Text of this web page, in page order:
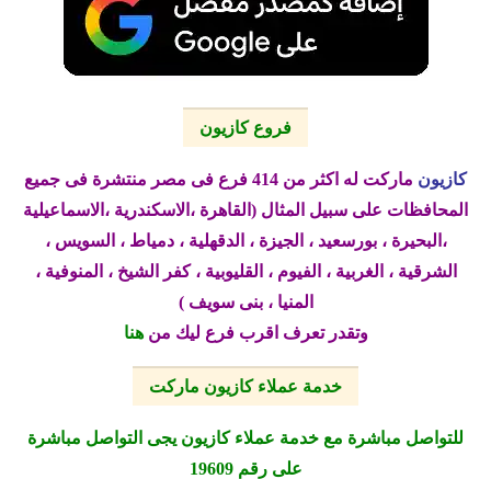
فروع كازيون
كازيون
ماركت له اكثر من 414 فرع فى مصر منتشرة فى جميع
المحافظات على سبيل المثال (القاهرة ،الاسكندرية ،الاسماعيلية
،البحيرة ، بورسعيد ، الجيزة ، الدقهلية ، دمياط ، السويس ،
الشرقية ، الغربية ، الفيوم ، القليوبية ، كفر الشيخ ، المنوفية ،
المنيا ، بنى سويف )
وتقدر تعرف اقرب فرع ليك من هنا
خدمة عملاء كازيون ماركت
للتواصل مباشرة مع خدمة عملاء كازيون يجى التواصل مباشرة
على رقم 19609